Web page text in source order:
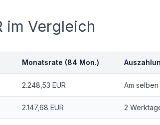
im Vergleich
Monatsrate (84 Mon.)
2.248,53 EUR Am selben
2.147,68 EUR 2